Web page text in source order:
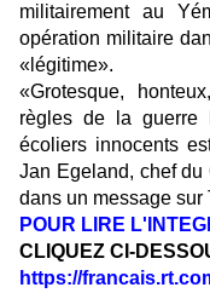
militairement au
opération militaire
«légitime».
«Grotesque,
règles de la guerre
écoliers innocents
Jan Egeland, chef
dans un message sur
POUR LIRE
CLIQUEZ CI-
https://